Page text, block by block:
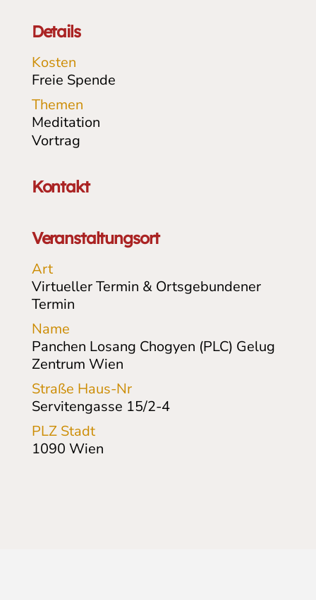
Details
Kosten
Freie Spende
Themen
Meditation
Vortrag
Kontakt
Veranstaltungsort
Art
Virtueller Termin & Ortsgebundener
Termin
Name
Panchen Losang Chogyen (PLC) Gelug
Zentrum Wien
Straße Haus-Nr
Servitengasse 15/2-4
PLZ Stadt
1090 Wien